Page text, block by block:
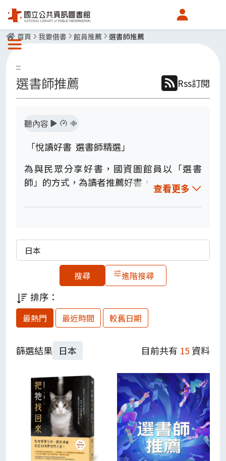
會員中心
選單按鈕
首頁 我要借書 館員推薦 選書師推薦
:::
選書師推薦 Rss訂閱
聽內容
查看更多
「悅讀好書 選書師精選」
為與民眾分享好書，國資圖館員以「選書
師」的方式，為讀者推薦好書，
並於總館一樓新書展示區展出，希望透過選
※歡迎大家借電子書喔！請點選【
】（登入後可直接借閱）
※探索全放位主題？我們參考「108年新課
綱三面九項指標主題」分類如下，歡迎善用
標籤代號參考~
A1、身心素質與自我精進；A2、系統思考與
B1、符號運用與溝通表達；B2、科技資訊與
媒體素養；B3、藝術涵養與美感素養
C1、道德實踐與公民意義；C2人際關係與團
隊合作；C3、多元文化與國際理解
※另外，我們邀請你，不限任何主題，推薦
你認為超好看的書，還能獲得閱幣10點及每
月抽獎，一起來分享吧！
關鍵字
進階搜尋
排序：
最熱門 最近時間 較舊日期
篩選結果 日本 目前共有 15資料